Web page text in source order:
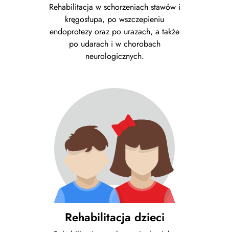
Rehabilitacja w schorzeniach stawów i
kręgosłupa, po wszczepieniu
endoprotezy oraz po urazach, a także
po udarach i w chorobach
neurologicznych.
Rehabilitacja dzieci